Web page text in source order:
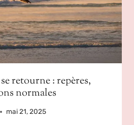
retourne : repères,
normales
mai 21, 2025